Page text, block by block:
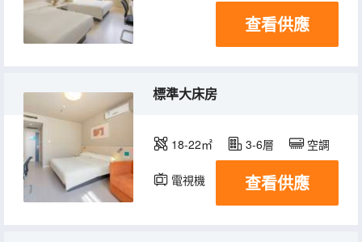
查看供應
標準大床房
18-22㎡ 3-6層 空調
電視機 查看供應